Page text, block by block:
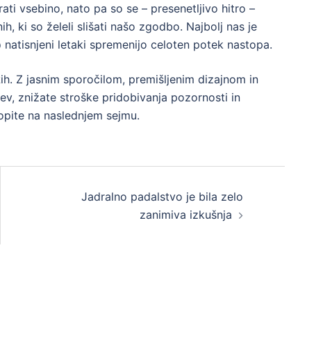
vsebino, nato pa so se – presenetljivo hitro –
ki so želeli slišati našo zgodbo. Najbolj nas je
letaki spremenijo celoten potek nastopa.
Z jasnim sporočilom, premišljenim dizajnom in
znižate stroške pridobivanja pozornosti in
na naslednjem sejmu.
Jadralno padalstvo je bila zelo
zanimiva izkušnja